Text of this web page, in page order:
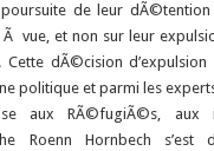
de leur
vue, et non sur leur
Cette dÃ©cision
politique et parmi les
aux RÃ©fugiÃ©s,
Roenn Hornbech s’est